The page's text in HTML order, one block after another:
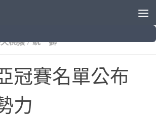
桃猿 / 統一獅
冠賽名單公布
力